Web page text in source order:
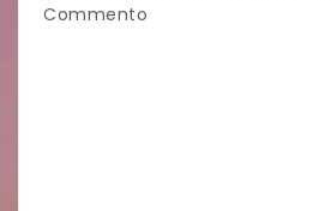
Commento